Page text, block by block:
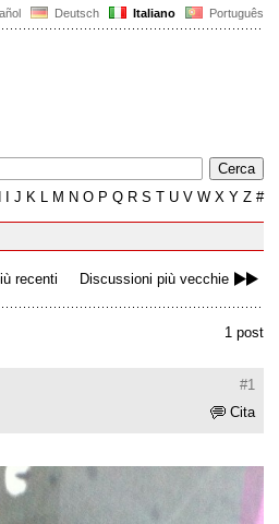
Deutsch Italiano Português
J K L M N O P Q R S T U V W X Y Z #
recenti Discussioni più vecchie
1 post
#1
Cita